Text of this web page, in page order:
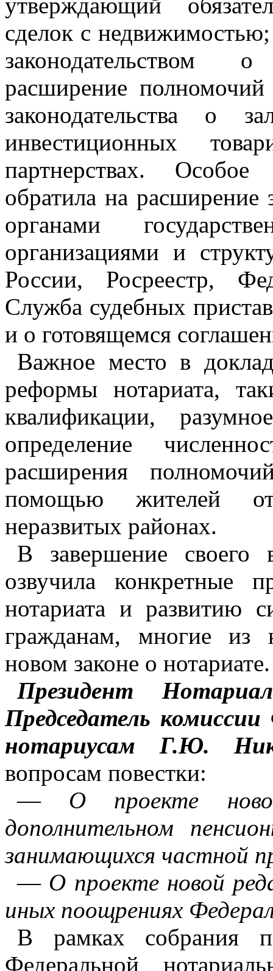
утверждающий
сделок с
законодательством
расширение
законодательства о
инвестиционных
партнерствах.
обратила на расширение
органами
организациями и
России, Росреестр,
Служба судебных
и о готовящемся
Важное место в
реформы нотариата,
квалификации,
определение
расширения
помощью жителей
неразвитых районах.
В завершение своего
озвучила конкретные
нотариата и развитию
гражданам, многие из
новом законе о нотариате.
Президент
Председатель
нотариусам Г.Ю.
вопросам повестки:
— О проекте
дополнительном
занимающихся частной
— О проекте новой
иных поощрениях
В рамках собрания
Федеральной